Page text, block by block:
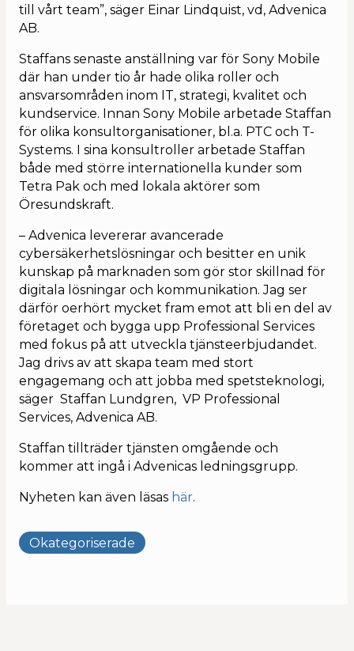
till vårt team”, säger Einar Lindquist, vd, Advenica
AB.
Staffans senaste anställning var för Sony Mobile
där han under tio år hade olika roller och
ansvarsområden inom IT, strategi, kvalitet och
kundservice. Innan Sony Mobile arbetade Staffan
för olika konsultorganisationer, bl.a. PTC och T-
Systems. I sina konsultroller arbetade Staffan
både med större internationella kunder som
Tetra Pak och med lokala aktörer som
Öresundskraft.
– Advenica levererar avancerade
cybersäkerhetslösningar och besitter en unik
kunskap på marknaden som gör stor skillnad för
digitala lösningar och kommunikation. Jag ser
därför oerhört mycket fram emot att bli en del av
företaget och bygga upp Professional Services
med fokus på att utveckla tjänsteerbjudandet.
Jag drivs av att skapa team med stort
engagemang och att jobba med spetsteknologi,
säger Staffan Lundgren, VP Professional
Services, Advenica AB.
Staffan tillträder tjänsten omgående och
kommer att ingå i Advenicas ledningsgrupp.
Nyheten kan även läsas här.
Okategoriserade